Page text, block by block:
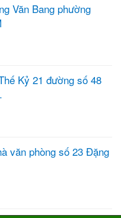
Văn Bang phường
Kỷ 21 đường số 48
văn phòng số 23 Đặng